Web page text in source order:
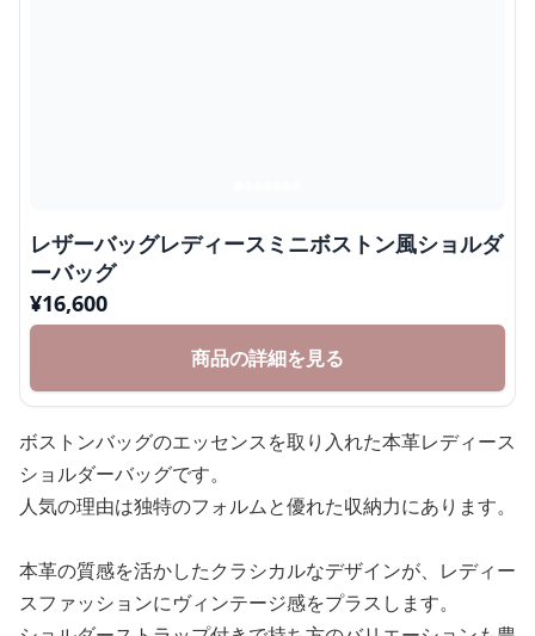
レザーバッグレディースミニボストン風ショルダ
ーバッグ
¥16,600
商品の詳細を見る
ボストンバッグのエッセンスを取り入れた本革レディース
ショルダーバッグです。
人気の理由は独特のフォルムと優れた収納力にあります。
本革の質感を活かしたクラシカルなデザインが、レディー
スファッションにヴィンテージ感をプラスします。